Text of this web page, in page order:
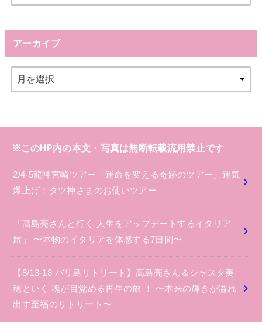
アーカイブ
※このHP内の本文・写真は無断転載流用禁止です
2/4-5龍神宮崎ツアー「運命を変える奇跡のツアー」運気
爆上げ！タツ神さまのお使いツアー
「高島亮さんと行く 人生をアップデートするイタリア
旅」 〜本物のイタリアを体感する7日間〜
【8/13-18 バリ島リトリート】高島亮さん＆シャスタ美
穂といく 魂が目覚める再生の旅 ！ 〜本来の輝きが溢れ
出す至福のリトリート〜